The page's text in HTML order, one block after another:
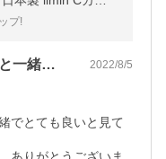
プ!
まだ孫たちは未使用ですが、枕と一緒でと… 2022/8/5
でとても良いと見て